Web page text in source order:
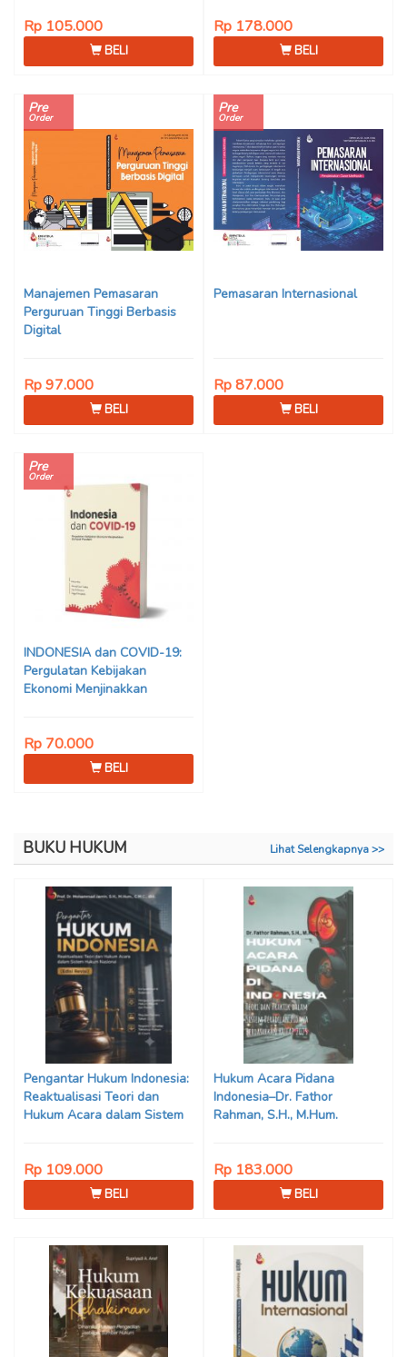
Rp 105.000
BELI
Rp 178.000
BELI
Pre
Order
Manajemen Pemasaran
Perguruan Tinggi Berbasis
Digital
Rp 97.000
BELI
Pre
Order
Pemasaran Internasional
Rp 87.000
BELI
Pre
Order
INDONESIA dan COVID-19:
Pergulatan Kebijakan
Ekonomi Menjinakkan
Rp 70.000
BELI
BUKU HUKUM Lihat Selengkapnya >>
Pengantar Hukum Indonesia:
Reaktualisasi Teori dan
Hukum Acara dalam Sistem
Jamin, S.H., M.Hum., dkk.
Rp 109.000
BELI
Hukum Acara Pidana
Indonesia–Dr. Fathor
Rahman, S.H., M.Hum.
Rp 183.000
BELI